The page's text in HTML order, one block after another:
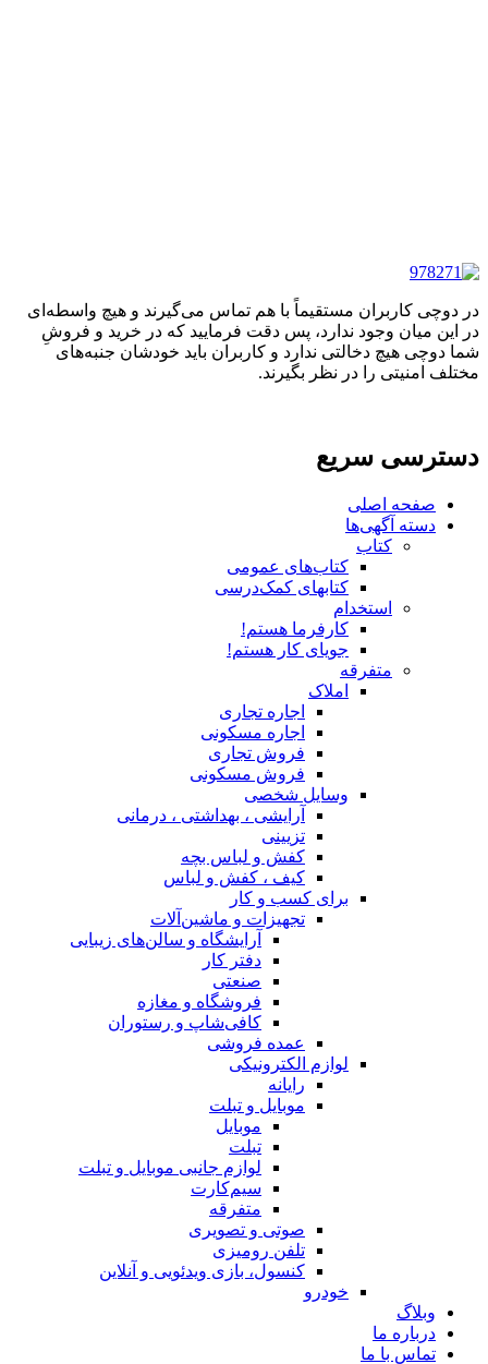
در دوچی کاربران مستقیماً با هم تماس می‌گیرند و هیچ واسطه‌ای
در این میان وجود ندارد، پس دقت فرمایید که در خرید و فروشِ
شما دوچی هیچ دخالتی ندارد و کاربران باید خودشان جنبه‌های
مختلف امنیتی را در نظر بگیرند.
دسترسی سریع
صفحه اصلی
دسته آگهی‌ها
کتاب
کتاب‌های عمومی
کتابهای کمک‌درسی
استخدام
کارفرما هستم!
جویای کار هستم!
متفرقه
املاک
اجاره تجاری
اجاره مسکونی
فروش تجاری
فروش مسکونی
وسایل شخصی
آرایشی ، بهداشتی ، درمانی
تزیینی
کفش و لباس بچه
کیف ، کفش و لباس
برای کسب و کار
تجهیزات و ماشین‌آلات
آرایشگاه و سالن‌های زیبایی
دفتر کار
صنعتی
فروشگاه و مغازه
کافی‌شاپ و رستوران
عمده فروشی
لوازم الکترونیکی
رایانه
موبایل و تبلت
موبایل
تبلت
لوازم جانبی موبایل و تبلت
سیم‌کارت
متفرقه
صوتی و تصویری
تلفن رومیزی
کنسول، بازی‌ ویدئویی و آنلاین
خودرو
وبلاگ
درباره ما
تماس با ما